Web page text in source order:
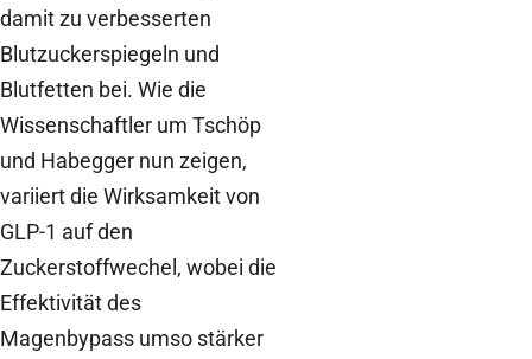
damit zu verbesserten
Blutzuckerspiegeln und
Blutfetten bei. Wie die
Wissenschaftler um Tschöp
und Habegger nun zeigen,
variiert die Wirksamkeit von
GLP-1 auf den
Zuckerstoffwechel, wobei die
Effektivität des
Magenbypass umso stärker